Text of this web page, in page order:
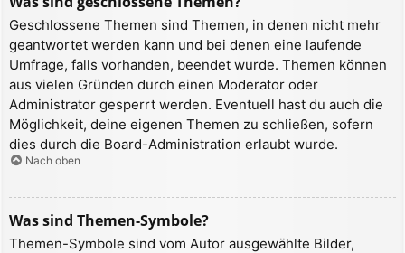
Geschlossene Themen sind Themen, in denen nicht mehr
geantwortet werden kann und bei denen eine laufende
Umfrage, falls vorhanden, beendet wurde. Themen können
aus vielen Gründen durch einen Moderator oder
Administrator gesperrt werden. Eventuell hast du auch die
Möglichkeit, deine eigenen Themen zu schließen, sofern
dies durch die Board-Administration erlaubt wurde.
Nach oben
Was sind Themen-Symbole?
Themen-Symbole sind vom Autor ausgewählte Bilder,